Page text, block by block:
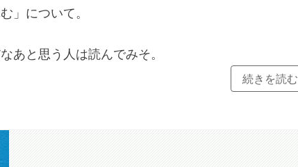
」について。
あと思う人は読んでみそ。
続きを読む